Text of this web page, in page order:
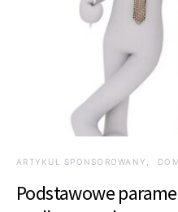
ARTYKUŁ SPONSOROWANY
Podstawowe